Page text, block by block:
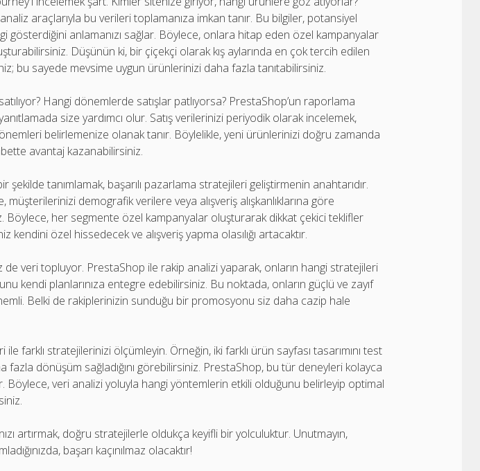
araçlarıyla bu verileri toplamanıza imkan tanır. Bu bilgiler, potansiyel
gösterdiğini anlamanızı sağlar. Böylece, onlara hitap eden özel kampanyalar
Düşünün ki, bir çiçekçi olarak kış aylarında en çok tercih edilen
bu sayede mevsime uygun ürünlerinizi daha fazla tanıtabilirsiniz.
Hangi dönemlerde satışlar patlıyorsa? PrestaShop’un raporlama
size yardımcı olur. Satış verilerinizi periyodik olarak incelemek,
belirlemenize olanak tanır. Böylelikle, yeni ürünlerinizi doğru zamanda
avantaj kazanabilirsiniz.
şekilde tanımlamak, başarılı pazarlama stratejileri geliştirmenin anahtarıdır.
müşterilerinizi demografik verilere veya alışveriş alışkanlıklarına göre
Böylece, her segmente özel kampanyalar oluşturarak dikkat çekici teklifler
kendini özel hissedecek ve alışveriş yapma olasılığı artacaktır.
de veri topluyor. PrestaShop ile rakip analizi yaparak, onların hangi stratejileri
kendi planlarınıza entegre edebilirsiniz. Bu noktada, onların güçlü ve zayıf
Belki de rakiplerinizin sunduğu bir promosyonu siz daha cazip hale
farklı stratejilerinizi ölçümleyin. Örneğin, iki farklı ürün sayfası tasarımını test
fazla dönüşüm sağladığını görebilirsiniz. PrestaShop, bu tür deneyleri kolayca
Böylece, veri analizi yoluyla hangi yöntemlerin etkili olduğunu belirleyip optimal
artırmak, doğru stratejilerle oldukça keyifli bir yolculuktur. Unutmayın,
başarı kaçınılmaz olacaktır!